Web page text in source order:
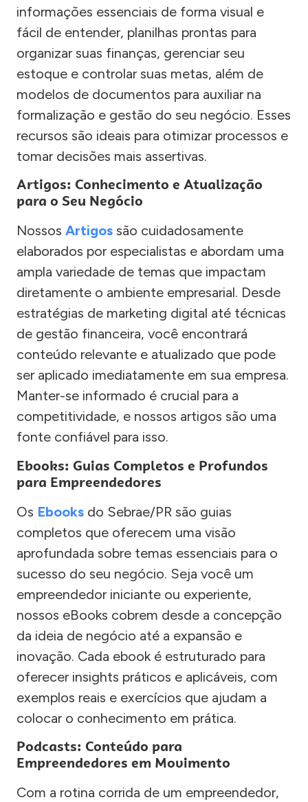
informações essenciais de forma visual e
fácil de entender, planilhas prontas para
organizar suas finanças, gerenciar seu
estoque e controlar suas metas, além de
modelos de documentos para auxiliar na
formalização e gestão do seu negócio. Esses
recursos são ideais para otimizar processos e
tomar decisões mais assertivas.
Artigos: Conhecimento e Atualização
para o Seu Negócio
Nossos Artigos são cuidadosamente
elaborados por especialistas e abordam uma
ampla variedade de temas que impactam
diretamente o ambiente empresarial. Desde
estratégias de marketing digital até técnicas
de gestão financeira, você encontrará
conteúdo relevante e atualizado que pode
ser aplicado imediatamente em sua empresa.
Manter-se informado é crucial para a
competitividade, e nossos artigos são uma
fonte confiável para isso.
Ebooks: Guias Completos e Profundos
para Empreendedores
Os Ebooks do Sebrae/PR são guias
completos que oferecem uma visão
aprofundada sobre temas essenciais para o
sucesso do seu negócio. Seja você um
empreendedor iniciante ou experiente,
nossos eBooks cobrem desde a concepção
da ideia de negócio até a expansão e
inovação. Cada ebook é estruturado para
oferecer insights práticos e aplicáveis, com
exemplos reais e exercícios que ajudam a
colocar o conhecimento em prática.
Podcasts: Conteúdo para
Empreendedores em Movimento
Com a rotina corrida de um empreendedor,